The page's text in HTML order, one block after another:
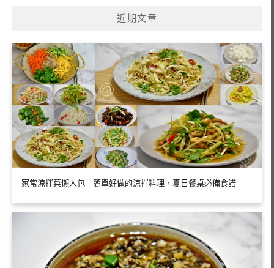
近期文章
家常涼拌菜懶人包｜簡單好做的涼拌料理，夏日餐桌必備食譜